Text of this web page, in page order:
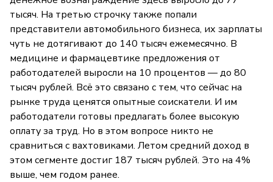
тысяч. На третью строчку также попали
представители автомобильного бизнеса, их зарплаты
чуть не дотягивают до 140 тысяч ежемесячно. В
медицине и фармацевтике предложения от
работодателей выросли на 10 процентов — до 80
тысяч рублей. Всё это связано с тем, что сейчас на
рынке труда ценятся опытные соискатели. И им
работодатели готовы предлагать более высокую
оплату за труд. Но в этом вопросе никто не
сравниться с вахтовиками. Летом средний доход в
этом сегменте достиг 187 тысяч рублей. Это на 4%
выше, чем годом ранее.